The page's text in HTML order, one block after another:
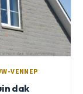
VENNEP
dak